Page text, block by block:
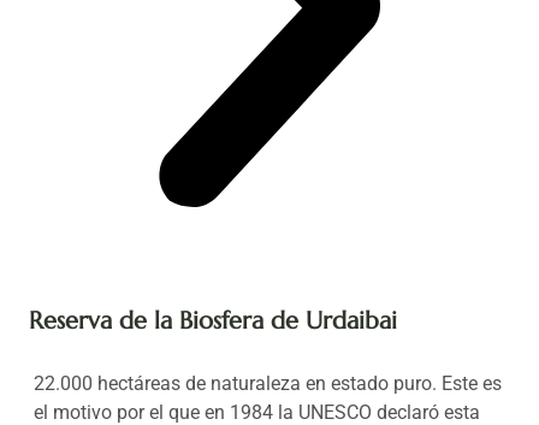
Reserva de la Biosfera de Urdaibai
22.000 hectáreas de naturaleza en estado puro. Este es
el motivo por el que en 1984 la UNESCO declaró esta